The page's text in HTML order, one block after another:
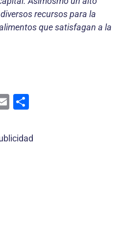
recursos para la
que satisfagan a la
E
ai m